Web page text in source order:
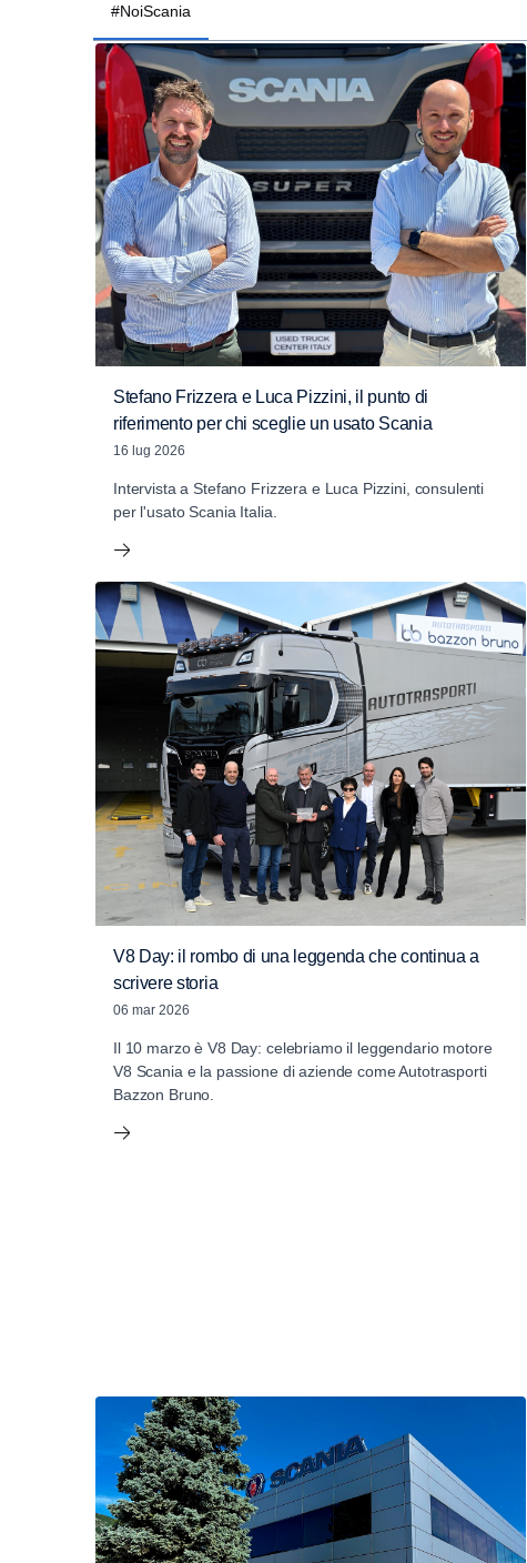
#NoiScania
Stefano Frizzera e Luca Pizzini, il punto di
riferimento per chi sceglie un usato Scania
16 lug 2026
Intervista a Stefano Frizzera e Luca Pizzini, consulenti
per l'usato Scania Italia.
V8 Day: il rombo di una leggenda che continua a
scrivere storia
06 mar 2026
Il 10 marzo è V8 Day: celebriamo il leggendario motore
V8 Scania e la passione di aziende come Autotrasporti
Bazzon Bruno.